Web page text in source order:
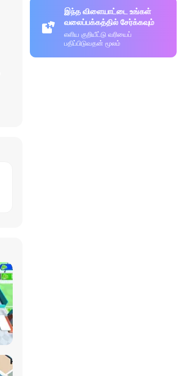
இந்த விளையாட்டை உங்கள்
வலைப்பக்கத்தில் சேர்க்கவும்
எளிய குறியீட்டு வரியைப்
பதிப்பிடுவதன் மூலம்